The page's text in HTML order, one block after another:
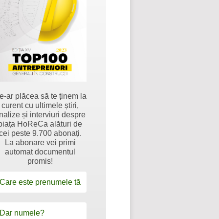
ar plăcea să te ținem la
curent cu ultimele știri,
și interviuri despre
HoReCa alături de
peste 9.700 abonați.
La abonare vei primi
automat documentul
promis!